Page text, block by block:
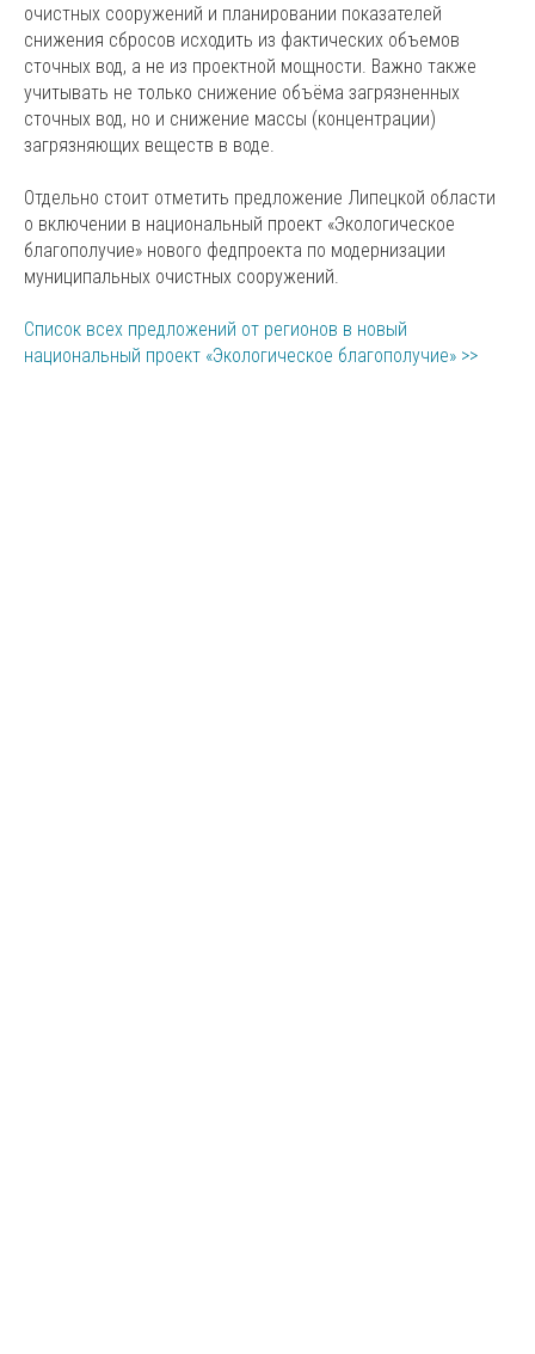
очистных сооружений и планировании показателей
снижения сбросов исходить из фактических объемов
сточных вод, а не из проектной мощности. Важно также
учитывать не только снижение объёма загрязненных
сточных вод, но и снижение массы (концентрации)
загрязняющих веществ в воде.
Отдельно стоит отметить предложение Липецкой области
о включении в национальный проект «Экологическое
благополучие» нового федпроекта по модернизации
муниципальных очистных сооружений.
Список всех предложений от регионов в новый
национальный проект «Экологическое благополучие» >>